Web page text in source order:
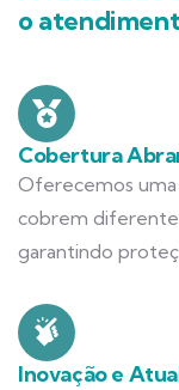
o
Cobertura
Oferecemos uma
cobrem
garantindo
Inovação e